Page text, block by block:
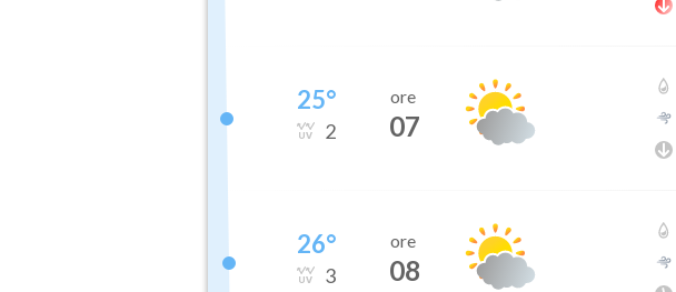
25°
2
ore
07
26°
3
ore
08